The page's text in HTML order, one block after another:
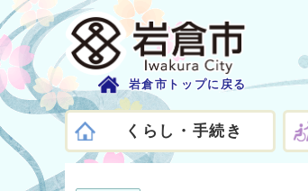
岩倉市トップに戻る
くらし・手続き